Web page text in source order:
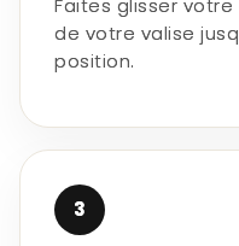
Faites glisser
de votre valise
position.
3